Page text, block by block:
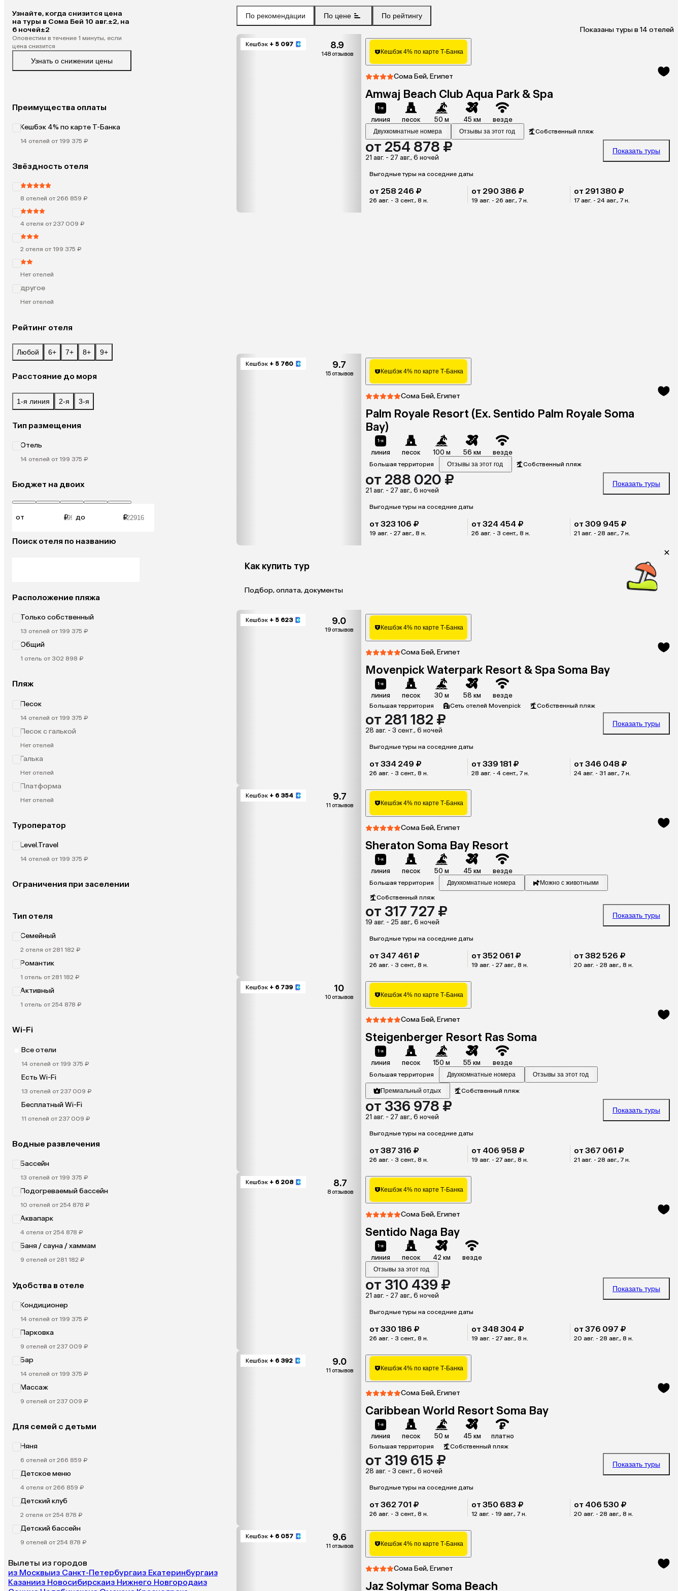
Узнайте, когда снизится цена
на туры в Сома Бей 10 авг.±2, на
6 ночей±2
Оповестим в течение 1 минуты, если
цена снизится
Узнать о снижении цены
Преимущества оплаты
Кешбэк 4% по карте Т-Банка
14 отелей от 199 375 ₽
Звёздность отеля
8 отелей от 266 859 ₽
4 отеля от 237 009 ₽
2 отеля от 199 375 ₽
Нет отелей
другое
Нет отелей
Рейтинг отеля
Любой 6+ 7+ 8+ 9+
Расстояние до моря
1-я линия 2-я 3-я
Тип размещения
Отель
14 отелей от 199 375 ₽
Бюджет на двоих
от ₽ до ₽
Поиск отеля по названию
Расположение пляжа
Только собственный
13 отелей от 199 375 ₽
Общий
1 отель от 302 898 ₽
Пляж
Песок
14 отелей от 199 375 ₽
Песок с галькой
Нет отелей
Галька
Нет отелей
Платформа
Нет отелей
Туроператор
Level.Travel
14 отелей от 199 375 ₽
Ограничения при заселении
Тип отеля
Семейный
2 отеля от 281 182 ₽
Романтик
1 отель от 281 182 ₽
Активный
1 отель от 254 878 ₽
Wi-Fi
Все отели
14 отелей от 199 375 ₽
Есть Wi-Fi
13 отелей от 237 009 ₽
Бесплатный Wi-Fi
11 отелей от 237 009 ₽
Водные развлечения
Бассейн
13 отелей от 199 375 ₽
Подогреваемый бассейн
10 отелей от 254 878 ₽
Аквапарк
4 отеля от 254 878 ₽
Баня / сауна / хаммам
9 отелей от 281 182 ₽
Удобства в отеле
Кондиционер
14 отелей от 199 375 ₽
Парковка
9 отелей от 237 009 ₽
Бар
14 отелей от 199 375 ₽
Массаж
9 отелей от 237 009 ₽
Для семей с детьми
Няня
6 отелей от 266 859 ₽
Детское меню
4 отеля от 266 859 ₽
Детский клуб
2 отеля от 254 878 ₽
Детский бассейн
9 отелей от 254 878 ₽
Вылеты из городов
из Москвыиз Санкт-Петербургаиз Екатеринбургаиз
Казанииз Новосибирскаиз Нижнего Новгородаиз
По рекомендации По цене По рейтингу
Показаны туры в 14 отелей
Кешбэк + 5 097 8.9
148 отзывов Кешбэк 4% по карте Т-Банка
Сома Бей, Египет
Amwaj Beach Club Aqua Park & Spa
линия песок 50 м 45 км везде
Двухкомнатные номера Отзывы за этот год Собственный пляж
от 254 878 ₽
21 авг. - 27 авг., 6 ночей
Показать туры
Выгодные туры на соседние даты
от 258 246 ₽
26 авг. - 3 сент., 8 н.
от 290 386 ₽
19 авг. - 26 авг., 7 н.
от 291 380 ₽
17 авг. - 24 авг., 7 н.
Кешбэк + 5 760 9.7
15 отзывов Кешбэк 4% по карте Т-Банка
Сома Бей, Египет
Palm Royale Resort (Ex. Sentido Palm Royale Soma
Bay)
линия песок 100 м 56 км везде
Большая территория Отзывы за этот год Собственный пляж
от 288 020 ₽
21 авг. - 27 авг., 6 ночей
Показать туры
Выгодные туры на соседние даты
от 323 106 ₽
19 авг. - 27 авг., 8 н.
от 324 454 ₽
26 авг. - 3 сент., 8 н.
от 309 945 ₽
21 авг. - 28 авг., 7 н.
Как купить тур
Подбор, оплата, документы
Кешбэк + 5 623 9.0
19 отзывов Кешбэк 4% по карте Т-Банка
Сома Бей, Египет
Movenpick Waterpark Resort & Spa Soma Bay
линия песок 30 м 58 км везде
Большая территория Сеть отелей Movenpick Собственный пляж
от 281 182 ₽
28 авг. - 3 сент., 6 ночей
Показать туры
Выгодные туры на соседние даты
от 334 249 ₽
26 авг. - 3 сент., 8 н.
от 339 181 ₽
28 авг. - 4 сент., 7 н.
от 346 048 ₽
24 авг. - 31 авг., 7 н.
Кешбэк + 6 354 9.7
11 отзывов Кешбэк 4% по карте Т-Банка
Сома Бей, Египет
Sheraton Soma Bay Resort
линия песок 50 м 45 км везде
Большая территория Двухкомнатные номера Можно с животными
Собственный пляж
от 317 727 ₽
19 авг. - 25 авг., 6 ночей
Показать туры
Выгодные туры на соседние даты
от 347 461 ₽
26 авг. - 3 сент., 8 н.
от 352 061 ₽
19 авг. - 27 авг., 8 н.
от 382 526 ₽
20 авг. - 28 авг., 8 н.
Кешбэк + 6 739 10
10 отзывов Кешбэк 4% по карте Т-Банка
Сома Бей, Египет
Steigenberger Resort Ras Soma
линия песок 150 м 55 км везде
Большая территория Двухкомнатные номера Отзывы за этот год
Премиальный отдых Собственный пляж
от 336 978 ₽
21 авг. - 27 авг., 6 ночей
Показать туры
Выгодные туры на соседние даты
от 387 316 ₽
26 авг. - 3 сент., 8 н.
от 406 958 ₽
19 авг. - 27 авг., 8 н.
от 367 061 ₽
21 авг. - 28 авг., 7 н.
Кешбэк + 6 208 8.7
8 отзывов Кешбэк 4% по карте Т-Банка
Сома Бей, Египет
Sentido Naga Bay
линия песок 42 км везде
Отзывы за этот год
от 310 439 ₽
21 авг. - 27 авг., 6 ночей
Показать туры
Выгодные туры на соседние даты
от 330 186 ₽
26 авг. - 3 сент., 8 н.
от 348 304 ₽
19 авг. - 27 авг., 8 н.
от 376 097 ₽
20 авг. - 28 авг., 8 н.
Кешбэк + 6 392 9.0
11 отзывов Кешбэк 4% по карте Т-Банка
Сома Бей, Египет
Caribbean World Resort Soma Bay
линия песок 50 м 45 км платно
Большая территория Собственный пляж
от 319 615 ₽
28 авг. - 3 сент., 6 ночей
Показать туры
Выгодные туры на соседние даты
от 362 701 ₽
26 авг. - 3 сент., 8 н.
от 350 683 ₽
12 авг. - 19 авг., 7 н.
от 406 530 ₽
20 авг. - 28 авг., 8 н.
Кешбэк + 6 057 9.6
11 отзывов Кешбэк 4% по карте Т-Банка
Сома Бей, Египет
Jaz Solymar Soma Beach